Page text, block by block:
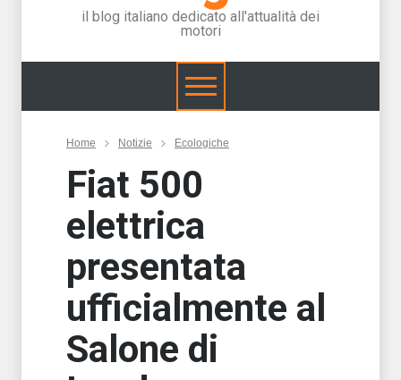
il blog italiano dedicato all'attualità dei
motori
Home Notizie Ecologiche
Fiat 500
elettrica
presentata
ufficialmente al
Salone di